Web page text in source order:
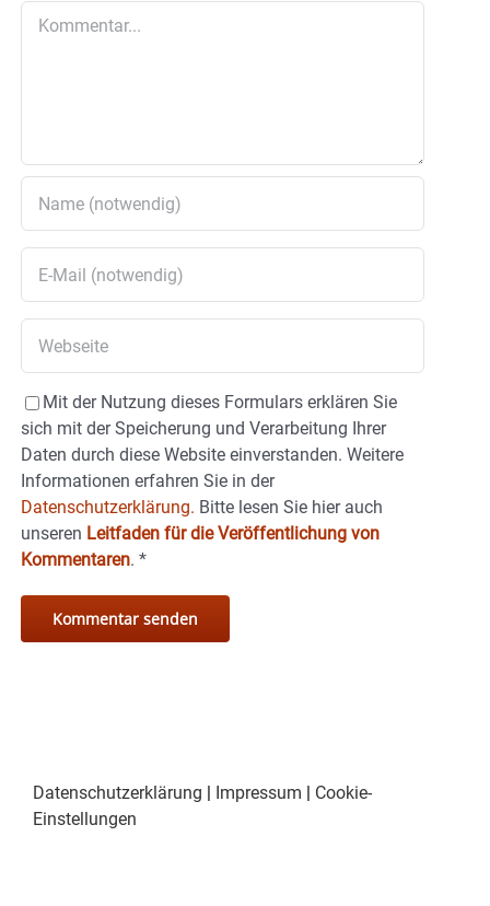
Mit der Nutzung dieses Formulars erklären Sie
sich mit der Speicherung und Verarbeitung Ihrer
Daten durch diese Website einverstanden. Weitere
Informationen erfahren Sie in der
Datenschutzerklärung. Bitte lesen Sie hier auch
unseren Leitfaden für die Veröffentlichung von
Kommentaren. *
Datenschutzerklärung Impressum
Cookie-
Einstellungen